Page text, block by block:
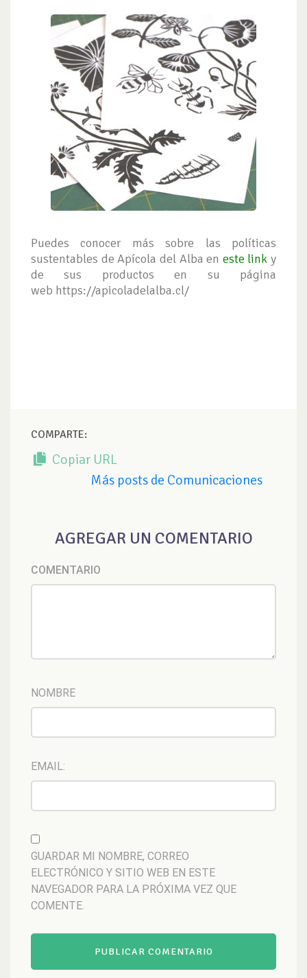
Puedes conocer más sobre las políticas
sustentables de Apícola del Alba en este link y
de sus productos en su página
web https://apicoladelalba.cl/
COMPARTE:
Copiar URL
Más posts de Comunicaciones
AGREGAR UN COMENTARIO
COMENTARIO
NOMBRE
EMAIL:
GUARDAR MI NOMBRE, CORREO
ELECTRÓNICO Y SITIO WEB EN ESTE
NAVEGADOR PARA LA PRÓXIMA VEZ QUE
COMENTE.